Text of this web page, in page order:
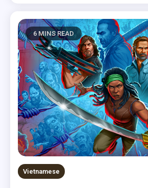
6 MINS READ
Vietnamese